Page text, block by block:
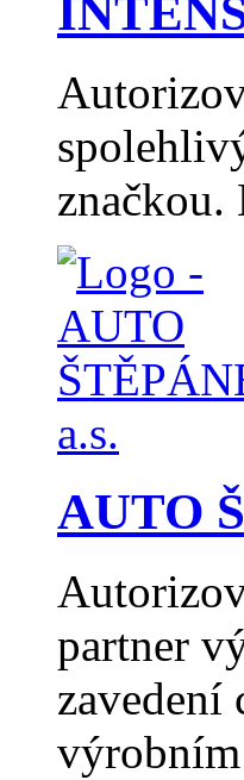
značkou.
AUTO
partner
zavedení